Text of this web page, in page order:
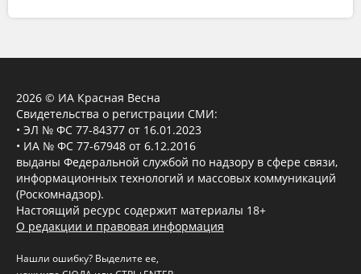
2026 © ИА Красная Весна
Свидетельства о регистрации СМИ:
• ЭЛ № ФС 77-84377 от 16.01.2023
• ИА № ФС 77-67948 от 6.12.2016
выданы Федеральной службой по надзору в сфере связи,
информационных технологий и массовых коммуникаций
(Роскомнадзор).
Настоящий ресурс содержит материалы 18+
О редакции и правовая информация
Нашли ошибку? Выделите ее,